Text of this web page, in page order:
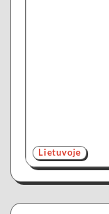
Lietuvoje